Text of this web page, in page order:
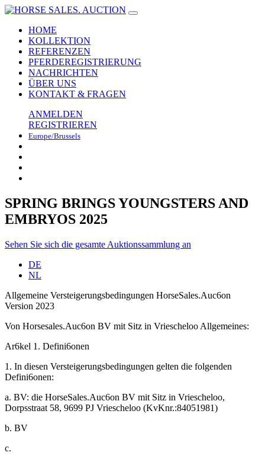
HOME
KOLLEKTION
REFERENZEN
PFERDEREGISTRIERUNG
NACHRICHTEN
ÜBER UNS
KONTAKT & FRAGEN
ANMELDEN
REGISTRIEREN
Europe/Brussels
SPRING BRINGS YOUNGSTERS AND
EMBRYOS 2025
Sehen Sie sich die gesamte Auktionssammlung an
DE
NL
Allgemeine Versteigerungsbedingungen HorseSales.Auc6on
Version 2023
Von Horsesales.Auc6on BV mit Sitz in Vriescheloo Allgemeines:
Ar6kel 1. Defini6onen
1. In diesen Versteigerungsbedingungen gelten die folgenden
Defini6onen:
a. BV: die HorseSales.Auc6on BV mit Sitz in Vriescheloo,
Dorpsstraat 58, 9699 PJ Vriescheloo (KvKnr.:84051981)
b. BV
c.